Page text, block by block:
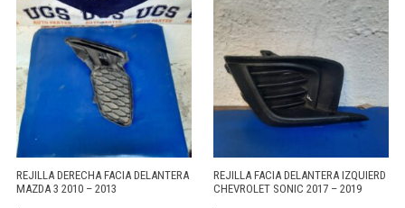
REJILLA DERECHA FACIA DELANTERA
MAZDA 3 2010 – 2013
REJILLA FACIA DELANTERA IZQUIERD
CHEVROLET SONIC 2017 – 2019